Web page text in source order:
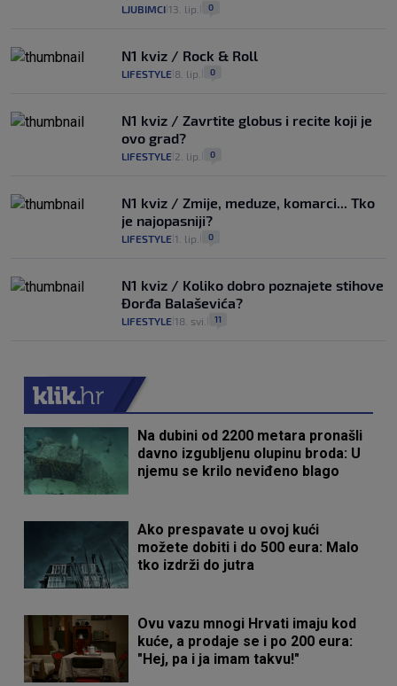
LJUBIMCI 13. lip. 0
N1 kviz / Rock & Roll
LIFESTYLE 8. lip. 0
N1 kviz / Zavrtite globus i recite koji je
ovo grad?
LIFESTYLE 2. lip. 0
N1 kviz / Zmije, meduze, komarci... Tko
je najopasniji?
LIFESTYLE 1. lip. 0
N1 kviz / Koliko dobro poznajete stihove
Đorđa Balaševića?
LIFESTYLE 18. svi. 11
Na dubini od 2200 metara pronašli
davno izgubljenu olupinu broda: U
njemu se krilo neviđeno blago
Ako prespavate u ovoj kući
možete dobiti i do 500 eura: Malo
tko izdrži do jutra
Ovu vazu mnogi Hrvati imaju kod
kuće, a prodaje se i po 200 eura:
"Hej, pa i ja imam takvu!"